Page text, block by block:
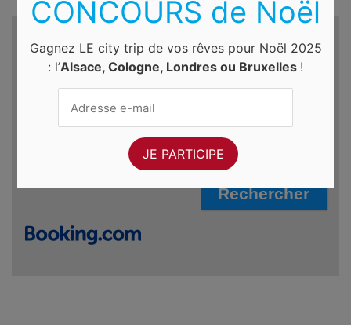
Destination
Au
ven. 7 août 2026
CONCOURS de Noël
Gagnez LE city trip de vos rêves pour Noël 2025
: l’Alsace, Cologne, Londres ou Bruxelles !